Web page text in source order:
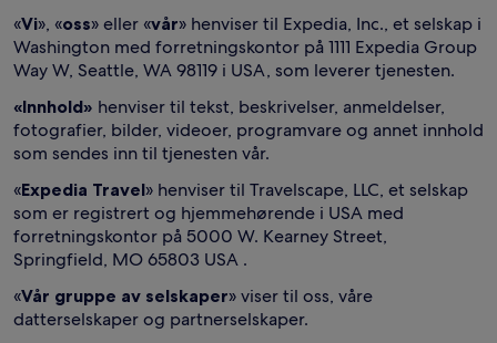
«Vi», «oss» eller «vår» henviser til Expedia, Inc., et selskap i
Washington med forretningskontor på 1111 Expedia Group
Way W, Seattle, WA 98119 i USA, som leverer tjenesten.
«Innhold» henviser til tekst, beskrivelser, anmeldelser,
fotografier, bilder, videoer, programvare og annet innhold
som sendes inn til tjenesten vår.
«Expedia Travel» henviser til Travelscape, LLC, et selskap
som er registrert og hjemmehørende i USA med
forretningskontor på 5000 W. Kearney Street,
Springfield, MO 65803 USA .
«Vår gruppe av selskaper» viser til oss, våre
datterselskaper og partnerselskaper.